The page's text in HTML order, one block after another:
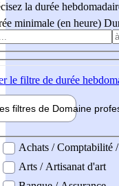
la durée
minimale (en heure)
le filtre de durée
filtres de Domaine pro
professionel
Achats / Comptabilité
Arts / Artisanat d'art